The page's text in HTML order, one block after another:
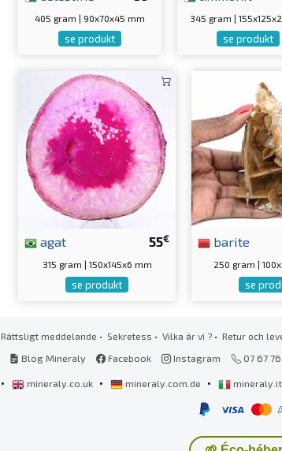
405 gram | 90x70x45 mm
se produkt
345 gram |
se produkt
55€
agat
315 gram | 150x145x6 mm
se produkt
barite
250 gram |
se
Rättsligt meddelande • Sekretess • Vilka är vi ? • Retur och
Blog Mineraly
Facebook Instagram 07 67
• mineraly.co.uk • mineraly.com.de • mineraly.it